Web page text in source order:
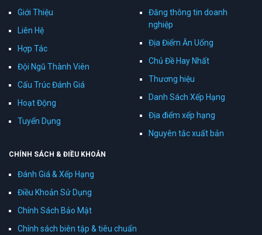
Giới Thiệu
Liên Hệ
Hợp Tác
Đội Ngũ Thành Viên
Cấu Trúc Đánh Giá
Hoạt Động
Tuyển Dụng
Đăng thông tin doanh
nghiệp
Địa Điểm Ăn Uống
Chủ Đề Hay Nhất
Thương hiệu
Danh Sách Xếp Hạng
Địa điểm xếp hạng
Nguyên tắc xuất bản
CHÍNH SÁCH & ĐIỀU KHOẢN
Đánh Giá & Xếp Hạng
Điều Khoản Sử Dụng
Chính Sách Bảo Mật
Chính sách biên tập & tiêu chuẩn